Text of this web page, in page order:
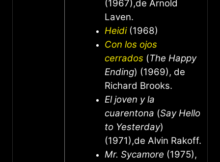
(1967),de Arnold
Laven.
Heidi(1968)
Con los ojos
cerrados (The Happy
Ending) (1969), de
Richard Brooks.
El joven y la
cuarentona (Say Hello
to Yesterday)
(1971),de Alvin Rakoff.
Mr. Sycamore (1975),